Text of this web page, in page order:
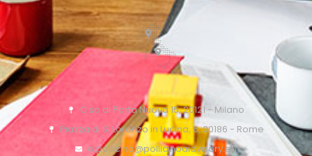
C.so di Porta Nuova 15, 20121 - Milano
Piazza di S. Lorenzo in Lucina, 6, 00186 - Rome
o.pollicino@pollicinoaidvisory.eu